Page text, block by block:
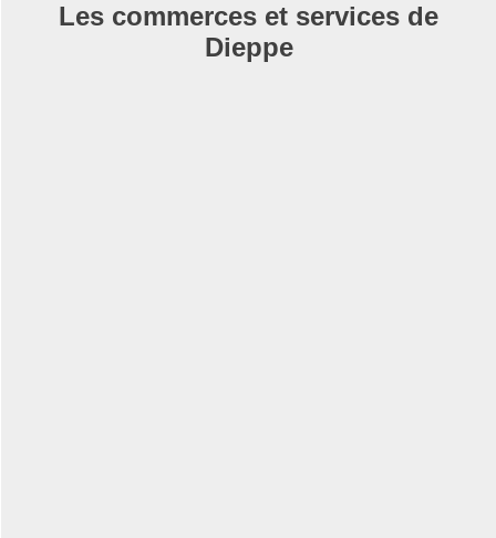
Les commerces et services de
Dieppe